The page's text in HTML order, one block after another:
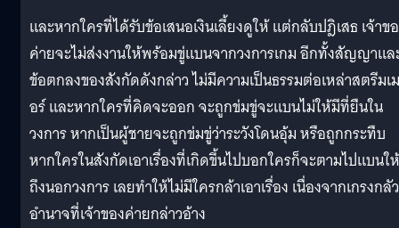
และหากใครที่ได้รับข้อเสนอเงินเลี้ยงดูให้ แต่กลับปฎิเสธ เจ้าข
ค่ายจะไม่ส่งงานให้พร้อมขู่แบนจากวงการเกม อีกทั้งสัญญาแล
ข้อตกลงของสังกัดดังกล่าว ไม่มีความเป็นธรรมต่อเหล่าสตรีมเม
อร์ และหากใครที่คิดจะออก จะถูกข่มขู่จะแบนไม่ให้มีที่ยืนใน
วงการ หากเป็นผู้ชายจะถูกข่มขู่ว่าระวังโดนอุ้ม หรือถูกกระทืบ
หากใครในสังกัดเอาเรื่องที่เกิดขึ้นไปบอกใครก็จะตามไปแบนให้
ถึงนอกวงการ เลยทำให้ไม่มีใครกล้าเอาเรื่อง เนื่องจากเกรงกลัว
อำนาจที่เจ้าของค่ายกล่าวอ้าง